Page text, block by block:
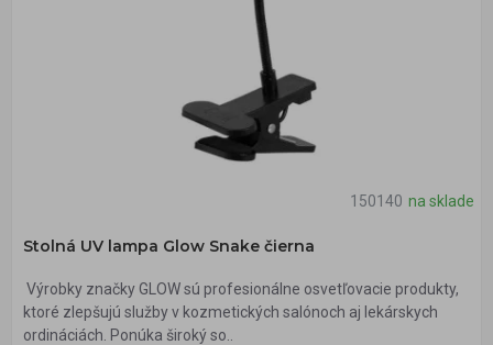
150140 na sklade
Stolná UV lampa Glow Snake čierna
Výrobky značky GLOW sú profesionálne osvetľovacie produkty,
ktoré zlepšujú služby v kozmetických salónoch aj lekárskych
ordináciách. Ponúka široký so..